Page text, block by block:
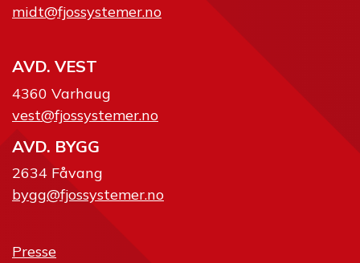
midt@fjossystemer.no
AVD. VEST
4360 Varhaug
vest@fjossystemer.no
AVD. BYGG
2634 Fåvang
bygg@fjossystemer.no
Presse